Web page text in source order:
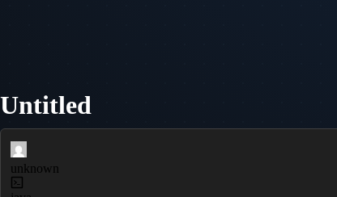
Untitled
unknown